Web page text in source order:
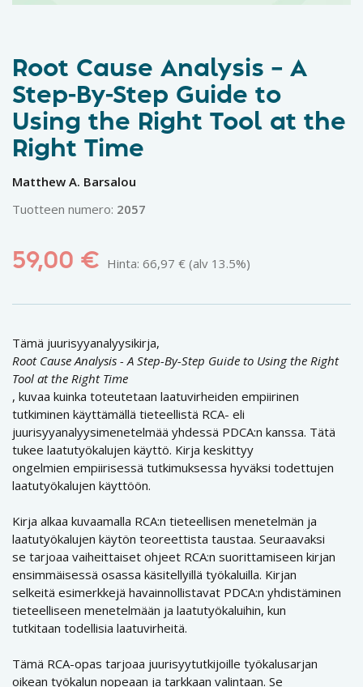
Root Cause Analysis – A
Step-By-Step Guide to
Using the Right Tool at the
Right Time
Matthew A. Barsalou
Tuotteen numero: 2057
59,00 € Hinta: 66,97 € (alv 13.5%)
Tämä juurisyyanalyysikirja,
Root Cause Analysis - A Step-By-Step Guide to Using the Right
Tool at the Right Time
, kuvaa kuinka toteutetaan laatuvirheiden empiirinen
tutkiminen käyttämällä tieteellistä RCA- eli
juurisyyanalyysimenetelmää yhdessä PDCA:n kanssa. Tätä
tukee laatutyökalujen käyttö. Kirja keskittyy
ongelmien empiirisessä tutkimuksessa hyväksi todettujen
laatutyökalujen käyttöön.
Kirja alkaa kuvaamalla RCA:n tieteellisen menetelmän ja
laatutyökalujen käytön teoreettista taustaa. Seuraavaksi
se tarjoaa vaiheittaiset ohjeet RCA:n suorittamiseen kirjan
ensimmäisessä osassa käsitellyillä työkaluilla. Kirjan
selkeitä esimerkkejä havainnollistavat PDCA:n yhdistäminen
tieteelliseen menetelmään ja laatutyökaluihin, kun
tutkitaan todellisia laatuvirheitä.
Tämä RCA-opas tarjoaa juurisyytutkijoille työkalusarjan
oikean työkalun nopeaan ja tarkkaan valintaan. Se